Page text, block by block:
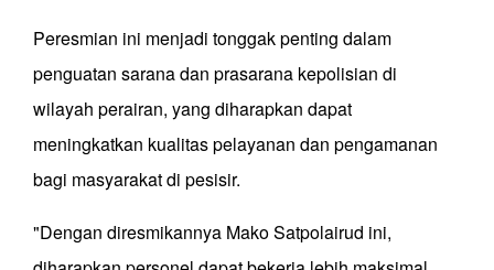
Peresmian ini menjadi tonggak penting dalam
penguatan sarana dan prasarana kepolisian di
wilayah perairan, yang diharapkan dapat
meningkatkan kualitas pelayanan dan pengamanan
bagi masyarakat di pesisir.
"Dengan diresmikannya Mako Satpolairud ini,